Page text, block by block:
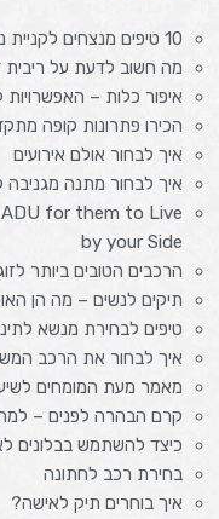
10 טיפים מנצחים לקניית נעלי נשים נוחות
מה חשוב לדעת על ריבית
איפור כלות – האפשרויות
הכירו פתרונות קופה
איך לבחור אולם אירועים
איך לבחור מתנה
ADU for them to Live
by your Side
הרכבים הטובים ביותר
תיקים לנשים – מה הן
טיפים לבחירת מנשא
איך לבחור את הרכב
מאמר מעת המומחים
קרם הבהרה לפנים –
כיצד להשתמש בבלונים
בחירת רכב לחתונה
איך בוחרים תיק לאישה?